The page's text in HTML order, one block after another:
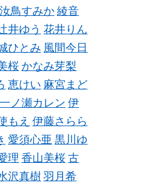
汝鳥すみか 綾音
井ゆう 花井りん
ひとみ 風間今日
桜 かなみ芽梨
恵けい 麻宮まど
一ノ瀬カレン 伊
もえ 伊藤さらら
愛須心亜 黒川ゆ
理 香山美桜 古
沢真樹 羽月希